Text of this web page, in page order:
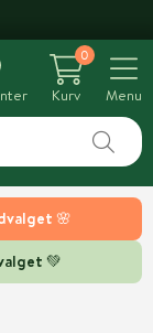
🌸
💚
0
Kurv
Menu